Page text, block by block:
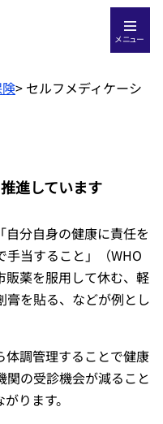
メニュー
> セルフメディケーシ
進しています
分自身の健康に責任を
当すること」（WHO
販薬を服用して休む、軽
膏を貼る、などが例とし
体調管理することで健康
関の受診機会が減ること
ります。